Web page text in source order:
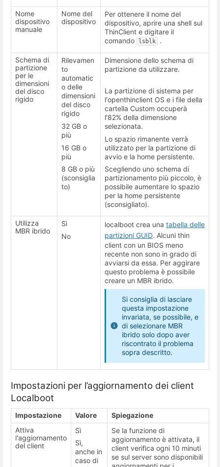
Nome
dispositivo
manuale
Nome del
dispositivo
Per ottenere il nome del
dispositivo, aprire una shell sul
ThinClient e digitare il
comando
lsblk .
Schema di
partizione
per le
dimensioni
del disco
rigido
Rilevamen
to
automatic
o delle
dimensioni
del disco
rigido
32 GB o
più
16 GB o
più
8 GB o più
(sconsiglia
to)
Dimensione dello schema di
partizione da utilizzare.
La partizione di sistema per
l'openthinclient OS e i file della
cartella Custom occuperà
l'82% della dimensione
selezionata.
Lo spazio rimanente verrà
utilizzato per la partizione di
avvio e la home persistente.
Scegliendo uno schema di
partizionamento più piccolo, è
possibile aumentare lo spazio
per la home persistente
(sconsigliato).
Utilizza
MBR ibrido
Sì
No
localboot crea una tabella delle
partizioni GUID. Alcuni thin
client con un BIOS meno
recente non sono in grado di
avviarsi da essa. Per aggirare
questo problema è possibile
creare un MBR ibrido.
Si consiglia di lasciare
questa impostazione
invariata, se possibile, e
di selezionare MBR
ibrido solo dopo aver
riscontrato il problema
sopra descritto.
Impostazioni per l’aggiornamento dei client
Localboot
Impostazione Valore
Spiegazione
Attiva
l'aggiornamento
del client
Sì
Sì,
anche in
caso di
Se la funzione di
aggiornamento è attivata, il
client verifica ogni 10 minuti
se sul server sono disponibili